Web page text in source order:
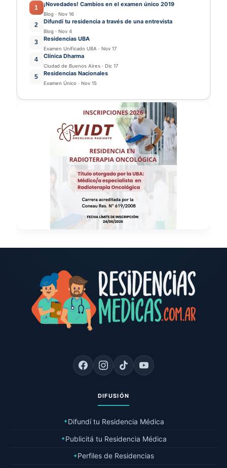
1 ¡Novedades! Cambios en el examen único 2019
Blog · Nov 16
2 Difundí tu residencia a través de una entrevista
Blog · Nov 4
3 Residencias UBA
Examen Unificado UBA · Nov 17
4 Clínica Dharma
Ciudad de Buenos Aires · Dic 17
5 Residencias Nacionales
Examen Único · Nov 15
DIFUSIÓN
✦Difundí tu Residencia Médica
✦Publicitá tu Residencia Médica
✦Perfiles de Residencias